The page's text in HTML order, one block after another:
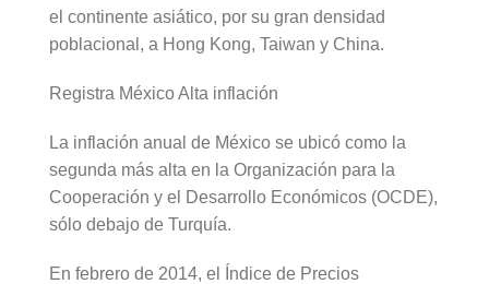
el continente asiático, por su gran densidad
poblacional, a Hong Kong, Taiwan y China.
Registra México Alta inflación
La inflación anual de México se ubicó como la
segunda más alta en la Organización para la
Cooperación y el Desarrollo Económicos (OCDE),
sólo debajo de Turquía.
En febrero de 2014, el Índice de Precios